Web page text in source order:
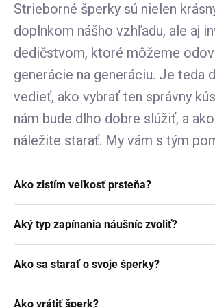
Strieborné šperky sú nielen
doplnkom nášho vzhľadu, ale aj
dedičstvom, ktoré môžeme
generácie na generáciu. Je teda
vedieť, ako vybrať ten správny
nám bude dlho dobre slúžiť, a
náležite starať. My vám s tým
Ako zistím veľkosť prsteňa?
Aby ste zistili jeho veľkosť, vezmite
položte ho priamo na prstienok, ktorý
nosíte. Dôležité je zamerať sa na jeho
Aký typ zapínania náušníc zvoliť?
pohodlie, bezpečnosť a štýl náušníc.
náušnice zvyčajne majú klasické
jednoduché a pohodlné. Náušnice s
Ako sa starať o svoje šperky?
Ako vrátiť šperk?